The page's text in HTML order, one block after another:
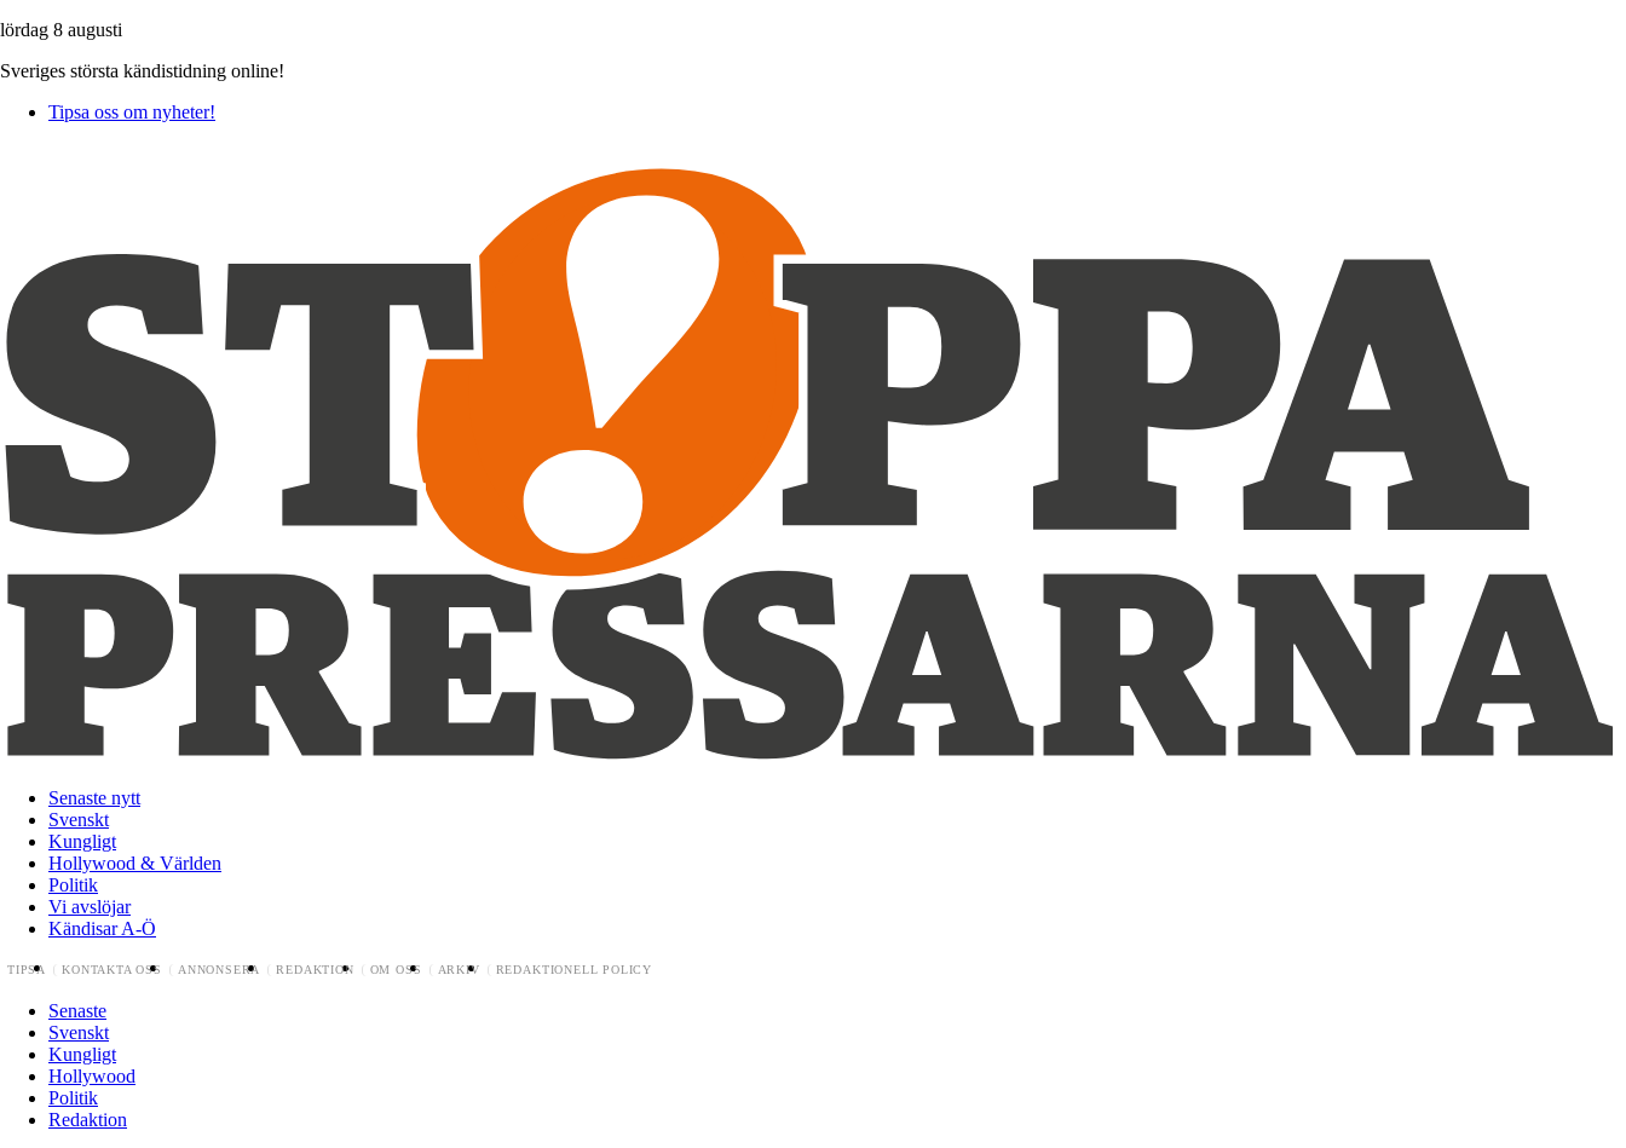
lördag 8 augusti
Sveriges största kändistidning online!
Tipsa oss om nyheter!
Senaste nytt
Svenskt
Kungligt
Hollywood & Världen
Politik
Vi avslöjar
Kändisar A-Ö
TIPSA KONTAKTA OSS ANNONSERA REDAKTION OM OSS ARKIV REDAKTIONELL POLICY
Senaste
Svenskt
Kungligt
Hollywood
Politik
Redaktion